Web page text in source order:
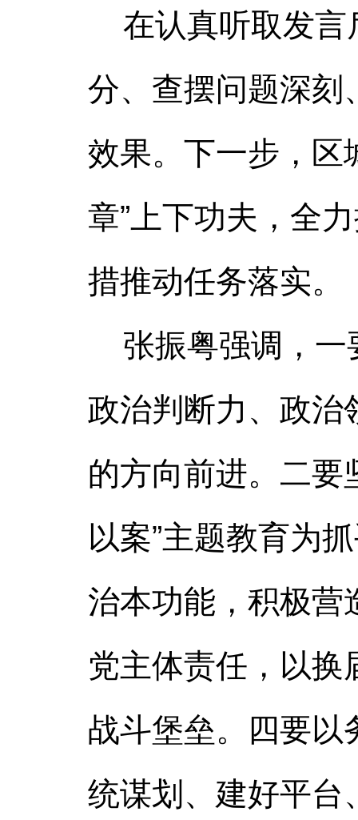
在认真听取发言
分、查摆问题深刻
效果。下一步，区
章”上下功夫，全
措推动任务落实。
张振粤强调，一
政治判断力、政治
的方向前进。二要
以案”主题教育为
治本功能，积极营
党主体责任，以换
战斗堡垒。四要以
统谋划、建好平台